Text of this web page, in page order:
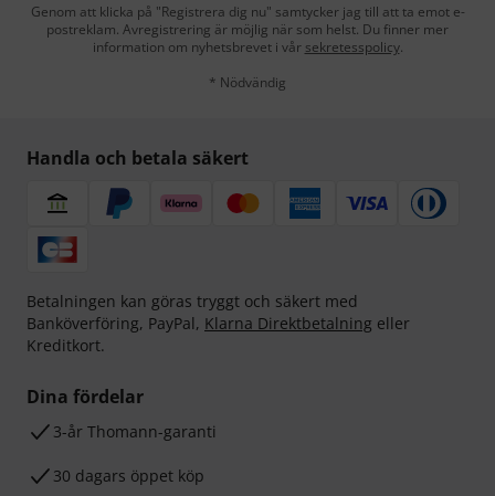
Genom att klicka på "Registrera dig nu" samtycker jag till att ta emot e-
postreklam. Avregistrering är möjlig när som helst. Du finner mer
information om nyhetsbrevet i vår sekretesspolicy.
* Nödvändig
Handla och betala säkert
Betalningen kan göras tryggt och säkert med
Banköverföring, PayPal, Klarna Direktbetalning eller
Kreditkort.
Dina fördelar
3-år Thomann-garanti
30 dagars öppet köp